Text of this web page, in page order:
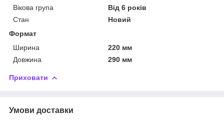
Вікова група
Від 6 років
Стан
Новий
Формат
Ширина
220 мм
Довжина
290 мм
Приховати
Умови доставки